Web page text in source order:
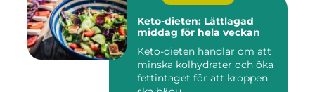
Keto-dieten: Lättlagad
middag för hela veckan
Keto-dieten handlar om att
minska kolhydrater och öka
fettintaget för att kroppen